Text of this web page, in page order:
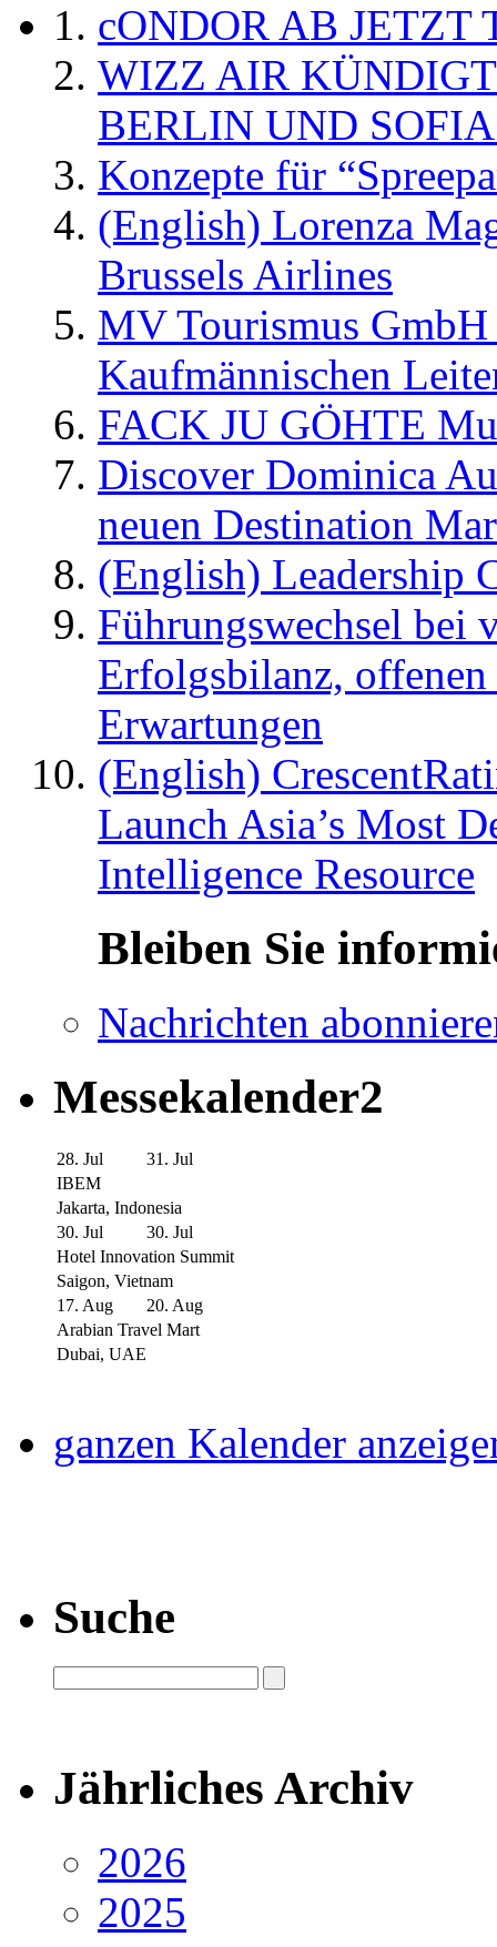
cONDOR AB
WIZZ AIR
BERLIN UND
Konzepte für
(English) Lorenza
Brussels Airlines
MV Tourismus
Kaufmännischen
FACK JU GÖHTE
Discover Dominica
neuen Destination
(English) Leadership
Führungswechsel bei
Erfolgsbilanz,
Erwartungen
(English)
Launch Asia’s Most
Intelligence Resource
Bleiben Sie
Nachrichten
Messekalender2
28. Jul
31. Jul
IBEM
Jakarta, Indonesia
30. Jul
30. Jul
Hotel Innovation Summit
Saigon, Vietnam
17. Aug
20. Aug
Arabian Travel Mart
Dubai, UAE
ganzen Kalender
Suche
Jährliches Archiv
2026
2025